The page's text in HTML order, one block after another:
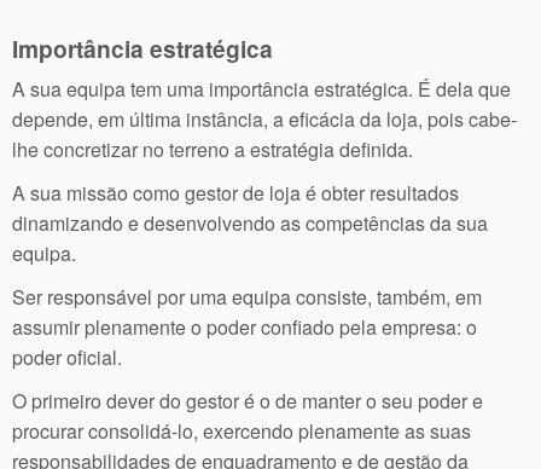
Importância estratégica
A sua equipa tem uma importância estratégica. É dela que
depende, em última instância, a eficácia da loja, pois cabe-
lhe concretizar no terreno a estratégia definida.
A sua missão como gestor de loja é obter resultados
dinamizando e desenvolvendo as competências da sua
equipa.
Ser responsável por uma equipa consiste, também, em
assumir plenamente o poder confiado pela empresa: o
poder oficial.
O primeiro dever do gestor é o de manter o seu poder e
procurar consolidá-lo, exercendo plenamente as suas
responsabilidades de enquadramento e de gestão da